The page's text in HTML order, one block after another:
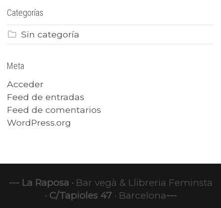
Categorías
Sin categoría
Meta
Acceder
Feed de entradas
Feed de comentarios
WordPress.org
--- La Raposa · Bar vegà & Llibreria Feminsta
· C/Tapioles 47· Barcelona---